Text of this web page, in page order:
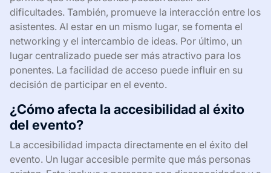
dificultades. También, promueve la interacción entre los
asistentes. Al estar en un mismo lugar, se fomenta el
networking y el intercambio de ideas. Por último, un
lugar centralizado puede ser más atractivo para los
ponentes. La facilidad de acceso puede influir en su
decisión de participar en el evento.
¿Cómo afecta la accesibilidad al éxito
del evento?
La accesibilidad impacta directamente en el éxito del
evento. Un lugar accesible permite que más personas